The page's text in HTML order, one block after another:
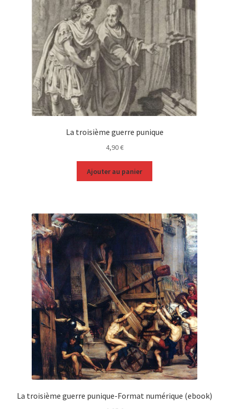
La troisième guerre punique
4,90€
Ajouter au panier
La troisième guerre punique-Format numérique (ebook)